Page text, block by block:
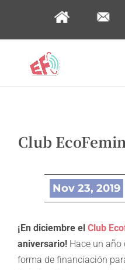
Club
Nov 23, 2019
¡En diciembre el Club
aniversario! Hace un
forma de financiación